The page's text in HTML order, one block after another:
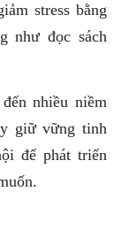
stress bằng
như đọc sách
nhiều niềm
giữ vững tinh
để phát triển